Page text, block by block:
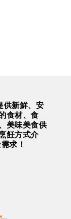
新鮮、安
食材、食
美味美食供
飪方式介
求！